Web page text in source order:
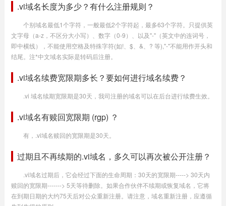
.vi域名长度为多少？有什么注册规则？
个别域名最低1个字符，一般最低2个字符起，最多63个字符。只提供英
文字母（a-z，不区分大小写）、数字（0-9）、以及"-"（英文中的连词号，
即中横线），不能使用空格及特殊字符(如!、$、&、? 等),"-"不能用作开头和
结尾。注*中文域名实际是转码后注册。
.vi域名续费宽限期多长？要如何进行域名续费？
.vi 域名续期宽限期是30天，我司注册的域名可以在后台进行续费生效。
.vi域名有赎回宽限期 (rgp) ？
有，.vi域名赎回的宽限期是30天。
过期且不再续期的.vi域名，多久可以再次被公开注册？
.vi域名过期后，它会经过下面的生命周期：30天的宽限期-----> 30天内
赎回的宽限期-------> 5天等待删除。如果合作伙伴不续期或恢复域名，它将
在到期日期的大约75天后对公众重新注册。请注意，域名重新注册，应遵循